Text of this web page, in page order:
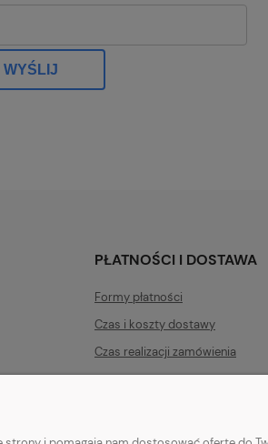
WYŚLIJ
PŁATNOŚCI I DOSTAWA
Formy płatności
Czas i koszty dostawy
Czas realizacji zamówienia